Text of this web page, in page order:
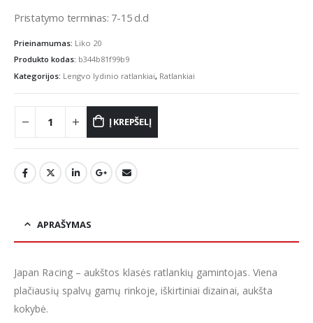
Pristatymo terminas: 7-15 d.d
Prieinamumas: Liko 20
Produkto kodas: b344b81f99b9
Kategorijos: Lengvo lydinio ratlankiai, Ratlankiai
Į KREPŠELĮ
APRAŠYMAS
Japan Racing – aukštos klasės ratlankių gamintojas. Viena
plačiausių spalvų gamų rinkoje, iškirtiniai dizainai, aukšta
kokybė.